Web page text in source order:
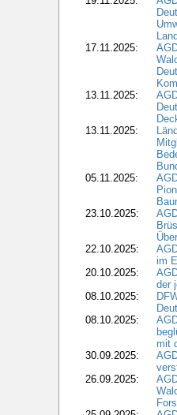
17.11.2025:
13.11.2025:
13.11.2025:
05.11.2025:
23.10.2025:
22.10.2025:
im
20.10.2025:
der
08.10.2025:
08.10.2025:
mit
30.09.2025:
26.09.2025: